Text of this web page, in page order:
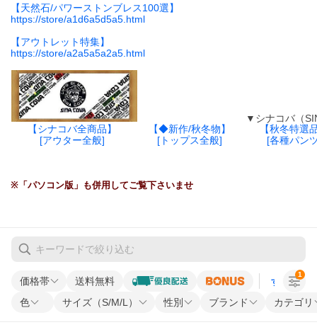
【天然石/パワーストンブレス100選】
https://store/a1d6a5d5a5.html
【アウトレット特集】
https://store/a2a5a5a2a5.html
▼シナコバ（
【シナコバ全商品】
【◆新作/秋冬物】
【秋冬特選
[アウター全般]
[トップス全般] [各種パン
※「パソコン版」も併用してご覧下さいませ
価格帯 送料無料 すべての条
色 サイズ（S/M/L） 性別 ブランド カテゴリ
1